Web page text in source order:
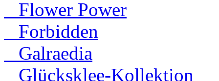
Flower Power
Forbidden
Galraedia
Glücksklee-Kollektion